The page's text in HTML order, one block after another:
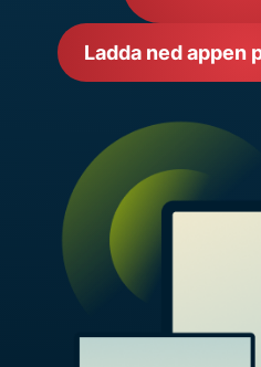
Ladda ned appen